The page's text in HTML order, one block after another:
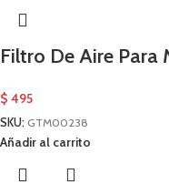
Filtro De Aire Para
$ 495
SKU: GTM00238
Añadir al carrito